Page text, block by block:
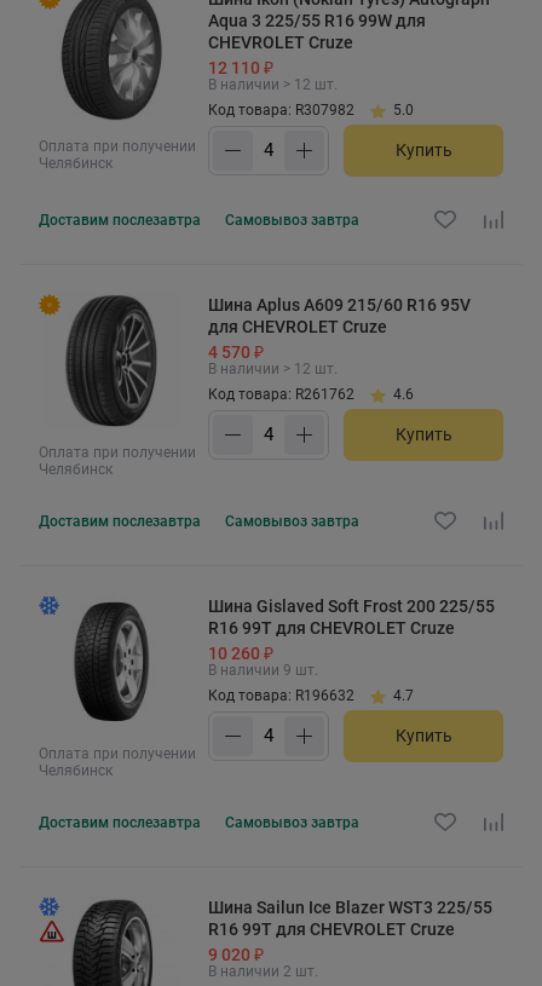
Оплата при получении
Челябинск
Aqua 3 225/55 R16 99W для
CHEVROLET Cruze
12 110 ₽
В наличии > 12 шт.
Код товара: R307982
5.0
Купить
Доставим послезавтра Самовывоз завтра
Оплата при получении
Челябинск
Шина Aplus A609 215/60 R16 95V
для CHEVROLET Cruze
4 570 ₽
В наличии > 12 шт.
Код товара: R261762
4.6
Купить
Доставим послезавтра Самовывоз завтра
Оплата при получении
Челябинск
Шина Gislaved Soft Frost 200 225/55
R16 99T для CHEVROLET Cruze
10 260 ₽
В наличии 9 шт.
Код товара: R196632
4.7
Купить
Доставим послезавтра Самовывоз завтра
Шина Sailun Ice Blazer WST3 225/55
R16 99T для CHEVROLET Cruze
9 020 ₽
В наличии 2 шт.